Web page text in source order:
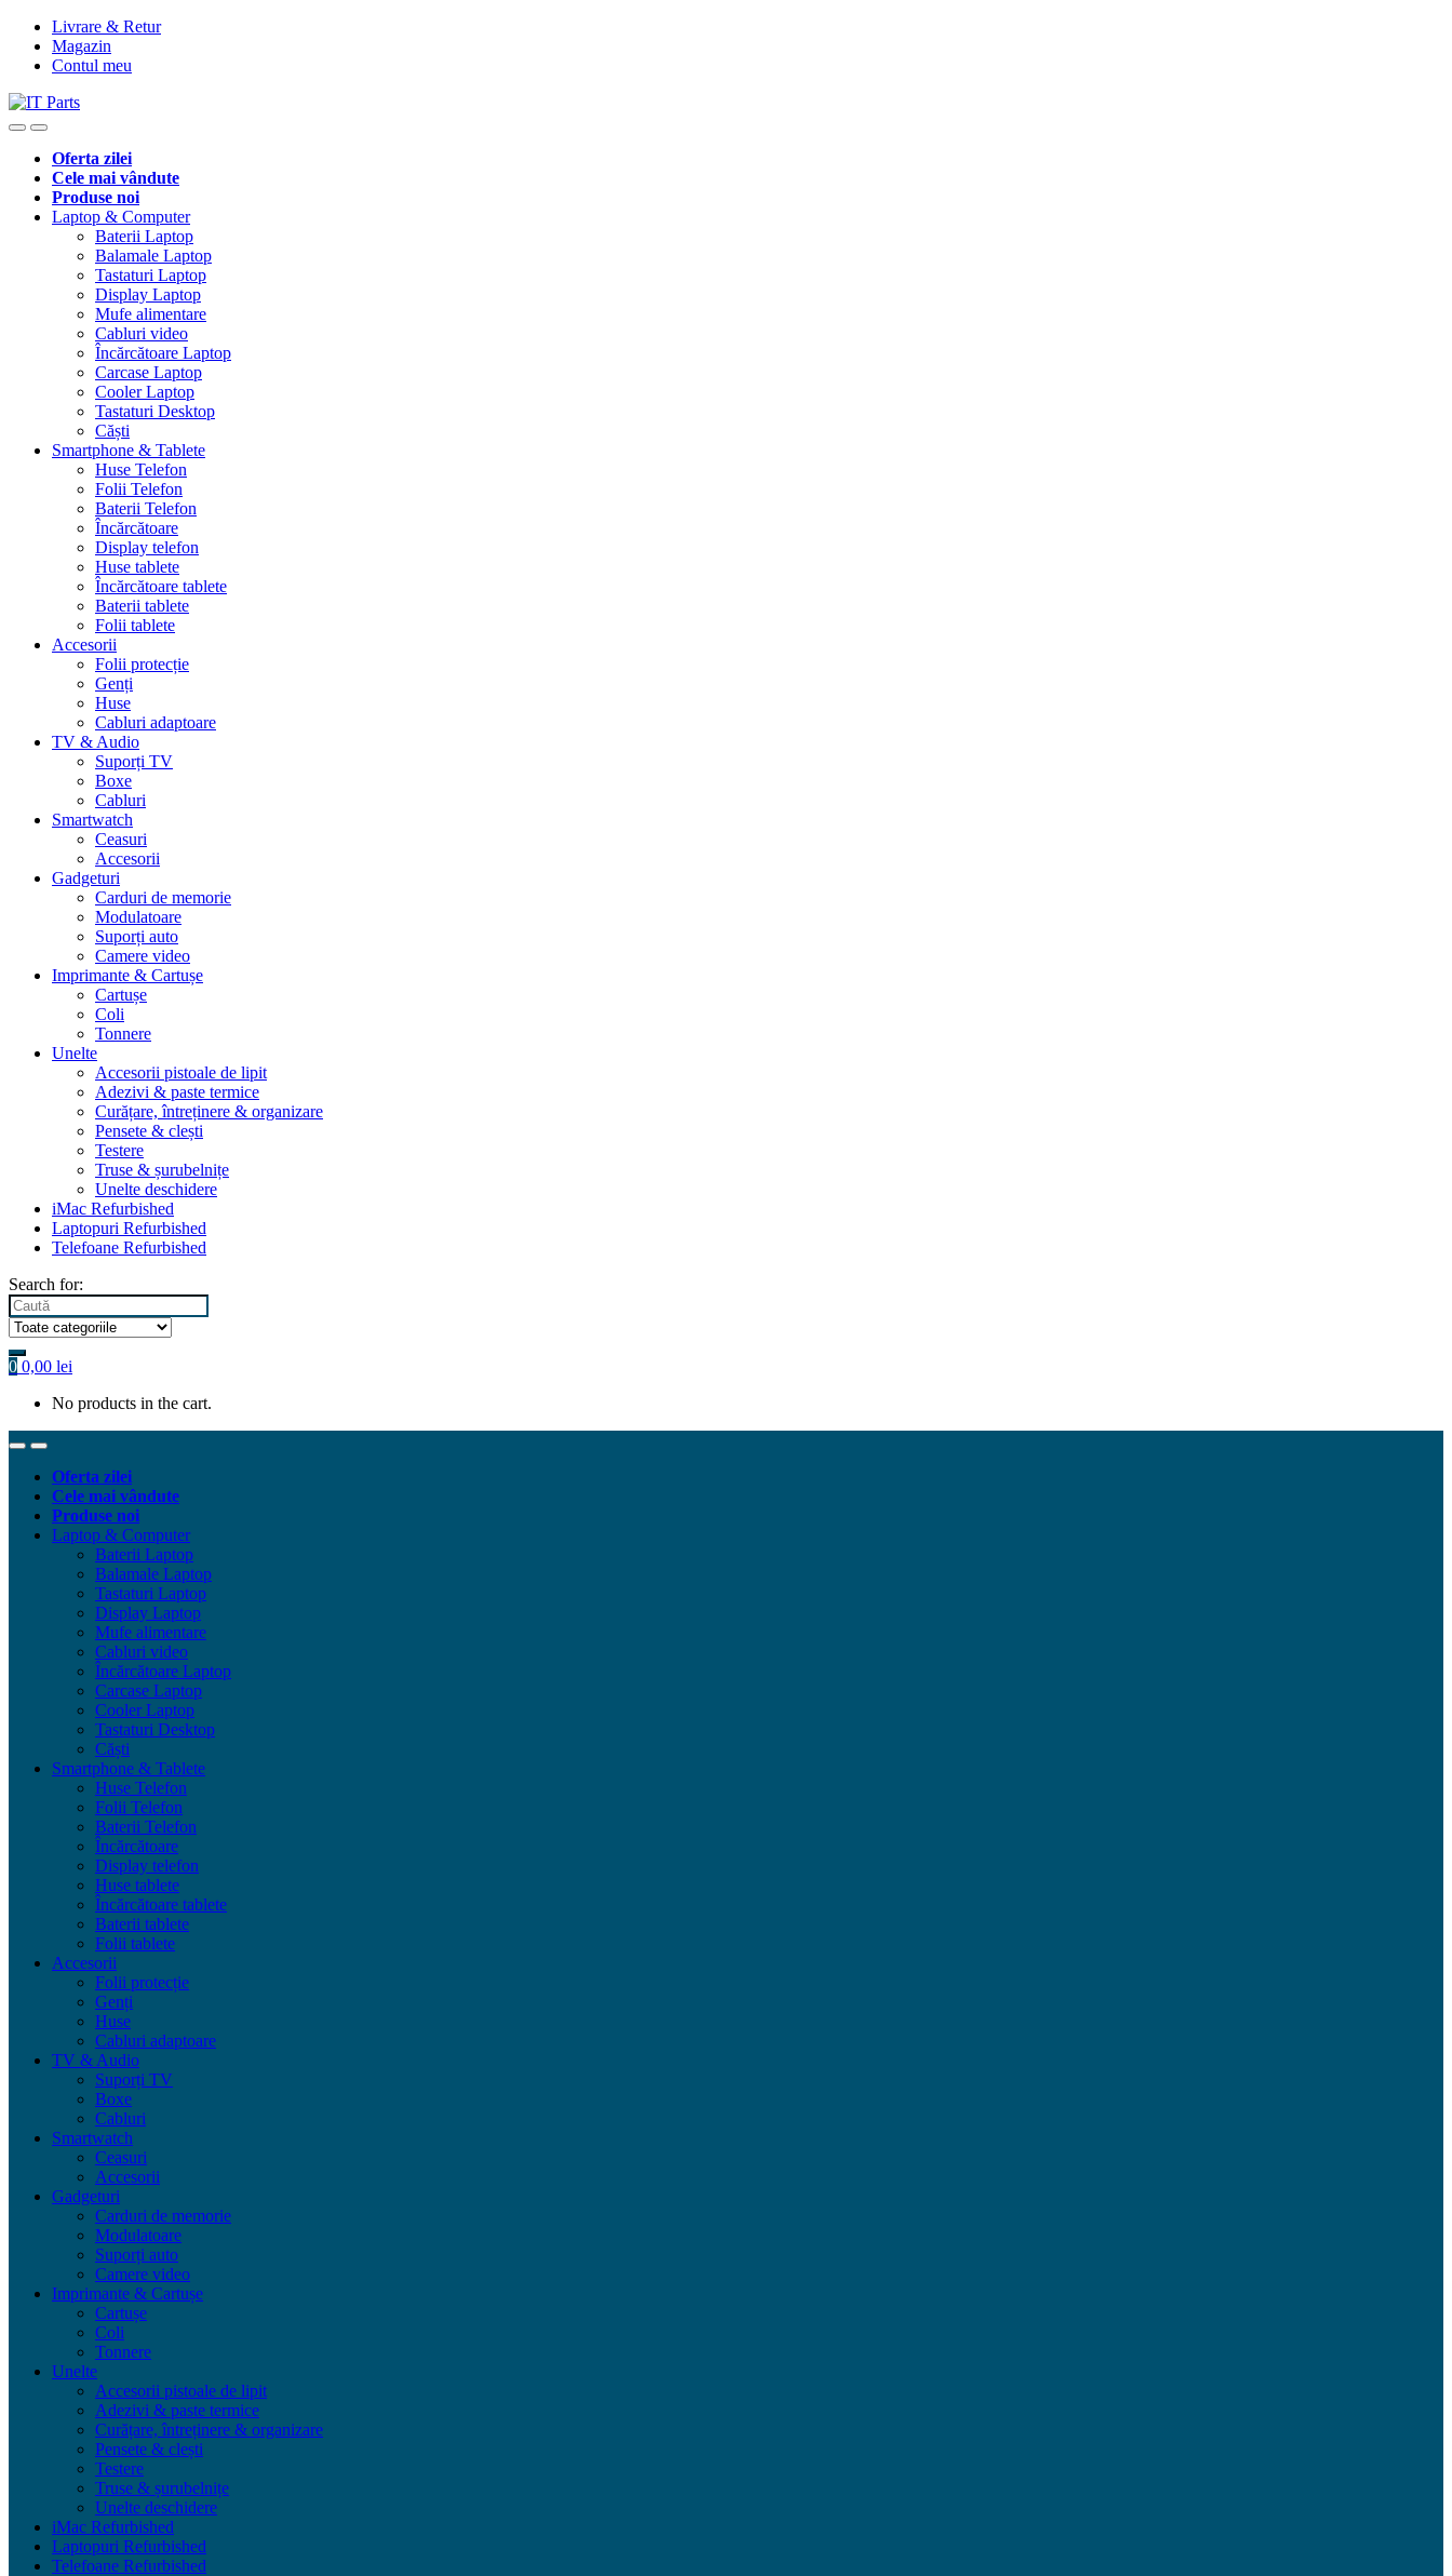
Livrare & Retur
Magazin
Contul meu
Oferta zilei
Cele mai vândute
Produse noi
Laptop & Computer
Baterii Laptop
Balamale Laptop
Tastaturi Laptop
Display Laptop
Mufe alimentare
Cabluri video
Încărcătoare Laptop
Carcase Laptop
Cooler Laptop
Tastaturi Desktop
Căști
Smartphone & Tablete
Huse Telefon
Folii Telefon
Baterii Telefon
Încărcătoare
Display telefon
Huse tablete
Încărcătoare tablete
Baterii tablete
Folii tablete
Accesorii
Folii protecție
Genți
Huse
Cabluri adaptoare
TV & Audio
Suporți TV
Boxe
Cabluri
Smartwatch
Ceasuri
Accesorii
Gadgeturi
Carduri de memorie
Modulatoare
Suporți auto
Camere video
Imprimante & Cartușe
Cartușe
Coli
Tonnere
Unelte
Accesorii pistoale de lipit
Adezivi & paste termice
Curățare, întreținere & organizare
Pensete & clești
Testere
Truse & șurubelnițe
Unelte deschidere
iMac Refurbished
Laptopuri Refurbished
Telefoane Refurbished
Search for:
0 0,00 lei
No products in the cart.
Oferta zilei
Cele mai vândute
Produse noi
Laptop & Computer
Baterii Laptop
Balamale Laptop
Tastaturi Laptop
Display Laptop
Mufe alimentare
Cabluri video
Încărcătoare Laptop
Carcase Laptop
Cooler Laptop
Tastaturi Desktop
Căști
Smartphone & Tablete
Huse Telefon
Folii Telefon
Baterii Telefon
Încărcătoare
Display telefon
Huse tablete
Încărcătoare tablete
Baterii tablete
Folii tablete
Accesorii
Folii protecție
Genți
Huse
Cabluri adaptoare
TV & Audio
Suporți TV
Boxe
Cabluri
Smartwatch
Ceasuri
Accesorii
Gadgeturi
Carduri de memorie
Modulatoare
Suporți auto
Camere video
Imprimante & Cartușe
Cartușe
Coli
Tonnere
Unelte
Accesorii pistoale de lipit
Adezivi & paste termice
Curățare, întreținere & organizare
Pensete & clești
Testere
Truse & șurubelnițe
Unelte deschidere
iMac Refurbished
Laptopuri Refurbished
Telefoane Refurbished